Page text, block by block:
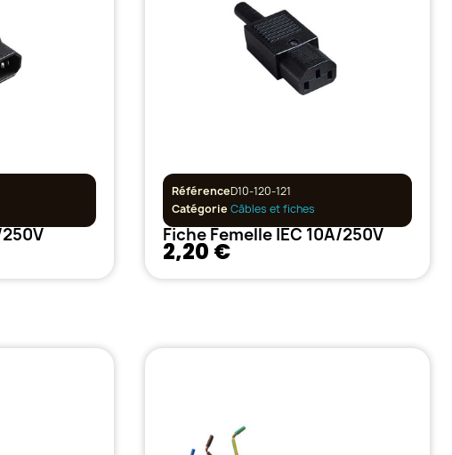
RéférenceD10-120-121
CatégorieCâbles et fiches
Fiche Femelle IEC 10A/250V
2,20 €